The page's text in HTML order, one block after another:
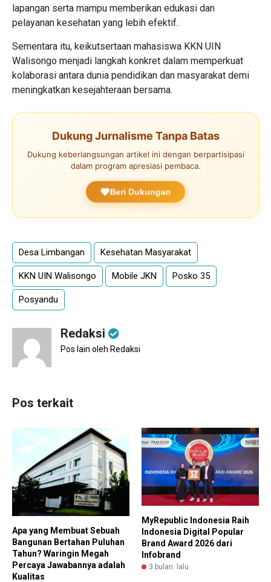
lapangan serta mampu memberikan edukasi dan
pelayanan kesehatan yang lebih efektif.
Sementara itu, keikutsertaan mahasiswa KKN UIN
Walisongo menjadi langkah konkret dalam memperkuat
kolaborasi antara dunia pendidikan dan masyarakat demi
meningkatkan kesejahteraan bersama.
Dukung Jurnalisme Tanpa Batas
Dukung keberlangsungan artikel ini dengan berpartisipasi
dalam program apresiasi pembaca.
Beri Dukungan
Desa Limbangan Kesehatan Masyarakat
KKN UIN Walisongo Mobile JKN Posko 35
Posyandu
Redaksi
Pos lain oleh Redaksi
Pos terkait
Apa yang Membuat Sebuah
Bangunan Bertahan Puluhan
Tahun? Waringin Megah
Percaya Jawabannya adalah
Kualitas
MyRepublic Indonesia Raih
Indonesia Digital Popular
Brand Award 2026 dari
Infobrand
3 bulan lalu